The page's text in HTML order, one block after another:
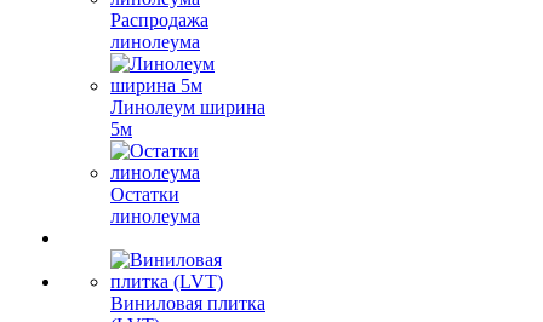
Распродажа
линолеума
Линолеум ширина
5м
Остатки
линолеума
Виниловая плитка